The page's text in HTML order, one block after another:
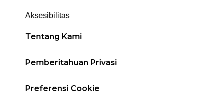
Aksesibilitas
Tentang Kami
Pemberitahuan Privasi
Preferensi Cookie